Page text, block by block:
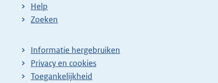
Help
Zoeken
Informatie hergebruiken
Privacy en cookies
Toegankelijkheid